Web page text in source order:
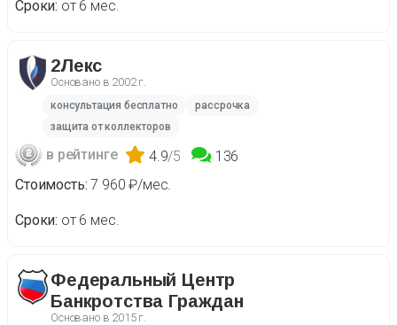
Сроки от 6 мес.
2Лекс
Основано в 2002 г.
консультация бесплатно
рассрочка
защита от коллекторов
в рейтинге 4.9/5
136
Стоимость 7 960 ₽/мес.
Сроки от 6 мес.
Федеральный Центр
Банкротства Граждан
Основано в 2015 г.